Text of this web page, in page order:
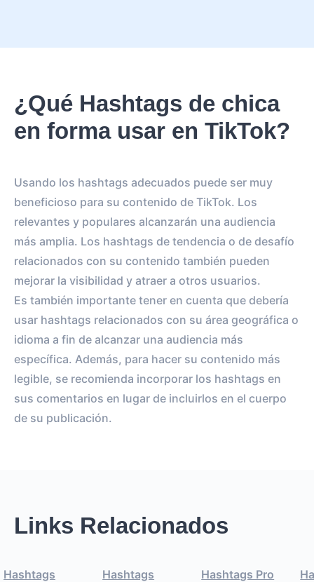
¿Qué Hashtags de chica
en forma usar en TikTok?
Usando los hashtags adecuados puede ser muy
beneficioso para su contenido de TikTok. Los
relevantes y populares alcanzarán una audiencia
más amplia. Los hashtags de tendencia o de desafío
relacionados con su contenido también pueden
mejorar la visibilidad y atraer a otros usuarios.
Es también importante tener en cuenta que debería
usar hashtags relacionados con su área geográfica o
idioma a fin de alcanzar una audiencia más
específica. Además, para hacer su contenido más
legible, se recomienda incorporar los hashtags en
sus comentarios en lugar de incluirlos en el cuerpo
de su publicación.
Links Relacionados
Hashtags
Hashtags
Hashtags Pro